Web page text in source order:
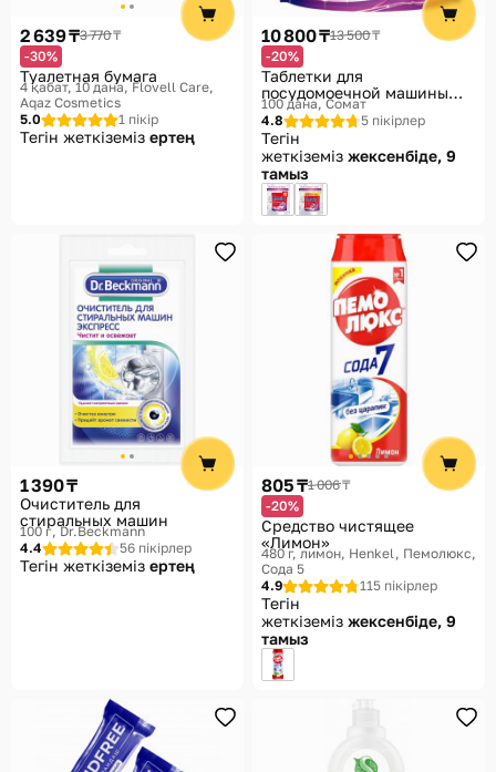
2 639 ₸3 770 ₸
-30%
Туалетная бумага
4 қабат, 10 дана Flovell Care,
Aqaz Cosmetics
5.0
1 пікір
Тегін жеткіземіз ертең
10 800 ₸13 500 ₸
-20%
Таблетки для
посудомоечной машины
«All in 1 Extra»
100 дана Сомат
4.8
5 пікірлер
Тегін
жеткіземіз жексенбіде, 9
тамыз
1 390 ₸
Очиститель для
стиральных машин
100 г Dr.Beckmann
4.4
56 пікірлер
Тегін жеткіземіз ертең
805 ₸1 006 ₸
-20%
Средство чистящее
«Лимон»
480 г, лимон Henkel, Пемолюкс,
Сода 5
4.9
115 пікірлер
Тегін
жеткіземіз жексенбіде, 9
тамыз